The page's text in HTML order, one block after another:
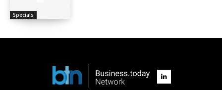
Specials